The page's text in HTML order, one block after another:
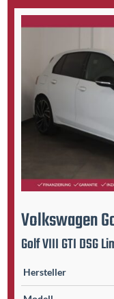
Volkswagen
Golf VIII GTI DSG
Hersteller